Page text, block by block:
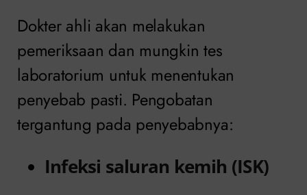
Dokter ahli akan melakukan
pemeriksaan dan mungkin tes
laboratorium untuk menentukan
penyebab pasti. Pengobatan
tergantung pada penyebabnya:
Infeksi saluran kemih (ISK)